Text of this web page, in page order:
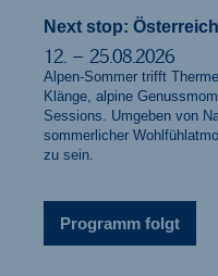
Next stop: Österreich
12. – 25.08.2026
Alpen-Sommer trifft
Klänge, alpine
Sessions. Umgeben von
sommerlicher
zu sein.
Programm folgt